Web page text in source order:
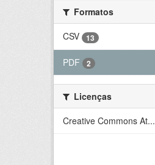
Formatos
CSV
13
PDF 2
Licenças
Creative Commons At...